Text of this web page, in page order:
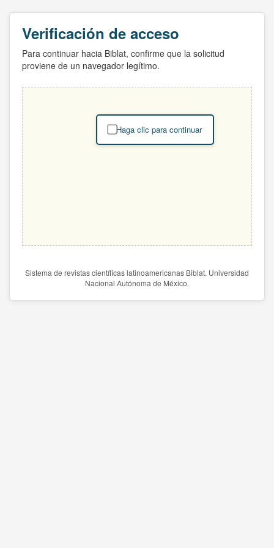
Verificación de acceso
Para continuar hacia Biblat, confirme que la solicitud
proviene de un navegador legítimo.
Haga clic para continuar
Sistema de revistas científicas latinoamericanas Biblat. Universidad
Nacional Autónoma de México.